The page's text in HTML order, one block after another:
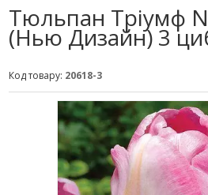
Тюльпан Тріумф
(Нью Дизайн) 3
Код товару: 20618-3